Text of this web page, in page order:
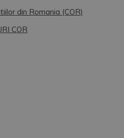
din Romania (COR)
COR